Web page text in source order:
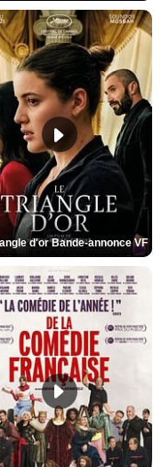
d'or Bande-annonce VF